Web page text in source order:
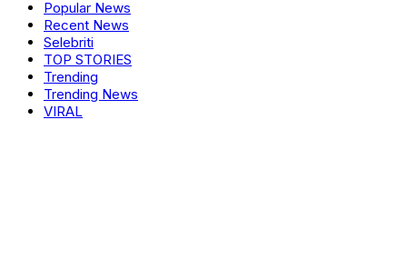
Popular News
Recent News
Selebriti
TOP STORIES
Trending
Trending News
VIRAL